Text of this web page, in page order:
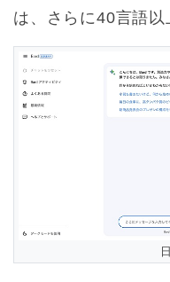
は、さらに40言語以